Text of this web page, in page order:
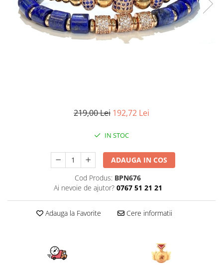
CERCEI
CEASURI DAMA
219,00 Lei 192,72 Lei
IN STOC
ADAUGA IN COS
Cod Produs: BPN676
Ai nevoie de ajutor? 0767 51 21 21
Adauga la Favorite Cere informatii